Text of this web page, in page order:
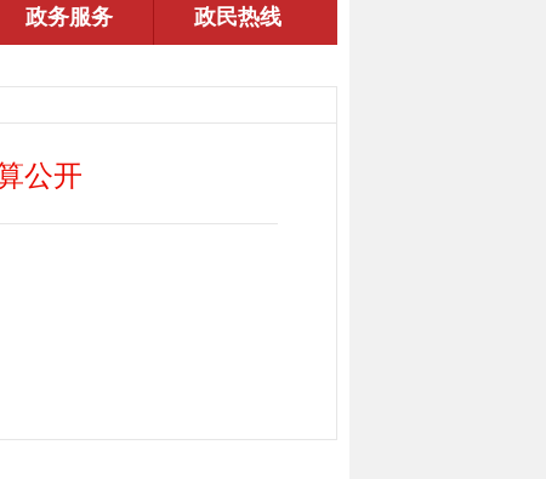
公开